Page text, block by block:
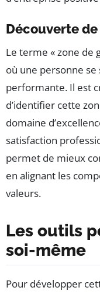
Découverte de
Le terme « zone de
où une personne se
performante. Il est
d’identifier cette
domaine
satisfaction
permet de mieux
en alignant les
valeurs.
Les outils
soi-même
Pour développer